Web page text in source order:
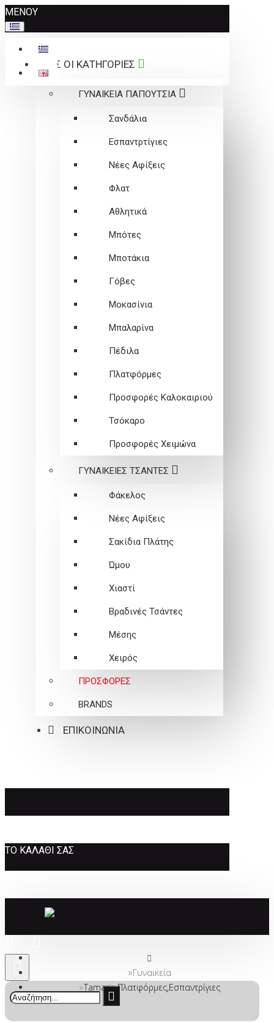
Σημείωση:
Αυτός
ο
ιστότοπος
περιλαμβάνει
ΜΕΝΟΥ
ΟΛΕΣ ΟΙ ΚΑΤΗΓΟΡΙΕΣ
ΓΥΝΑΙΚΕΙΑ ΠΑΠΟΥΤΣΙΑ
Σανδάλια
Εσπαντρτίγιες
Νέες Αφίξεις
Φλατ
Αθλητικά
Μπότες
Μποτάκια
Γόβες
Μοκασίνια
Μπαλαρίνα
Πέδιλα
Πλατφόρμες
Προσφορές Καλοκαιριού
Τσόκαρο
Προσφορές Χειμώνα
ΓΥΝΑΙΚΕΙEΣ ΤΣΑΝΤΕΣ
Φάκελος
Νέες Αφίξεις
Σακίδια Πλάτης
Ώμου
Χιαστί
Βραδινές Τσάντες
Μέσης
Χειρός
ΠΡΟΣΦΟΡΕΣ
BRANDS
ΕΠΙΚΟΙΝΩΝΙΑ
ΤΟ ΚΑΛΆΘΙ ΣΑΣ
Γυναικεία
Tamaris Πλατφόρμες,Εσπαντρίγιες